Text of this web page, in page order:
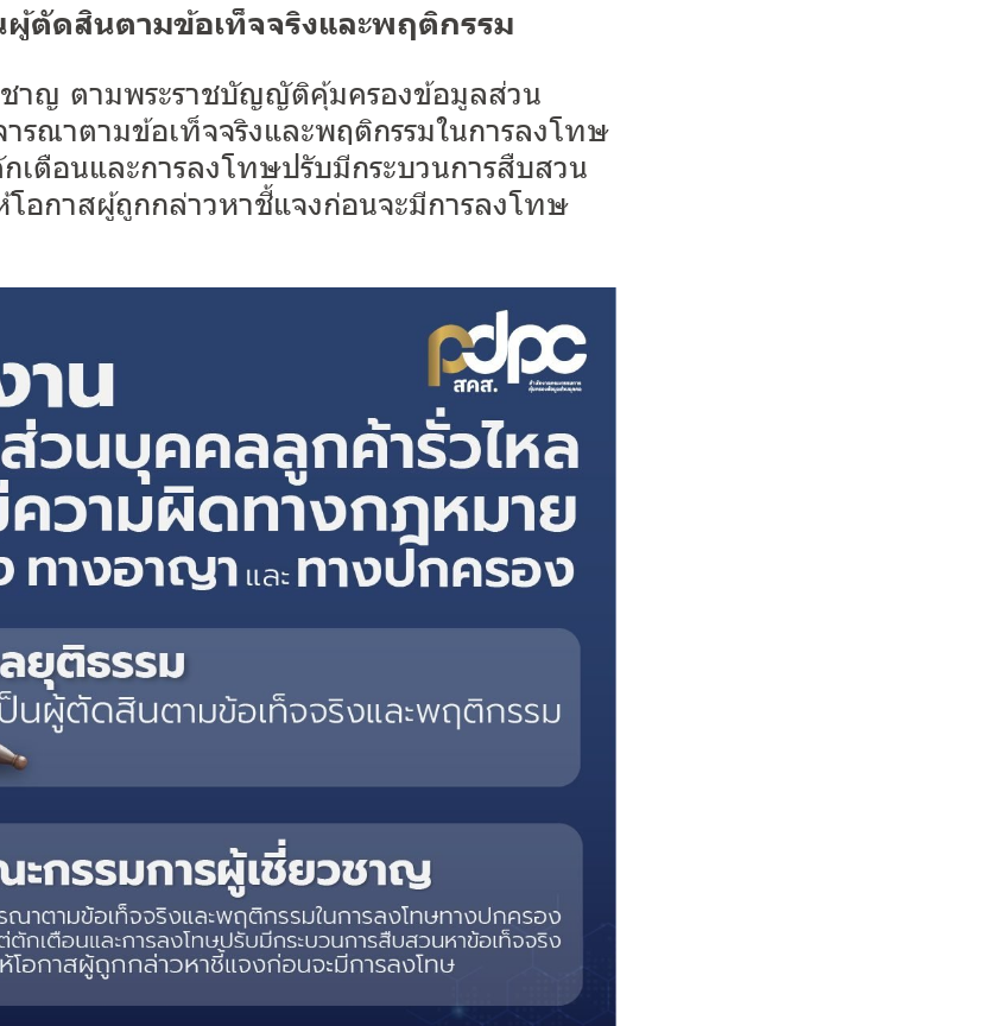
ผู้ตัดสินตามข้อเท็จจริงและพฤติกรรม
ชาญ ตามพระราชบัญญัติคุ้มครองข้อมูลส่วน
รณาตามข้อเท็จจริงและพฤติกรรมในการลงโทษ
เตือนและการลงโทษปรับมีกระบวนการสืบสวน
โอกาสผู้ถูกกล่าวหาชี้แจงก่อนจะมีการลงโทษ